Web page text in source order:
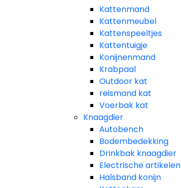
Kattenmand
Kattenmeubel
Kattenspeeltjes
Kattentuigje
Konijnenmand
Krabpaal​
Outdoor kat
reismand kat​
Voerbak kat
Knaagdier
Autobench
Bodembedekking
Drinkbak knaagdier
Electrische artikelen
Halsband konijn